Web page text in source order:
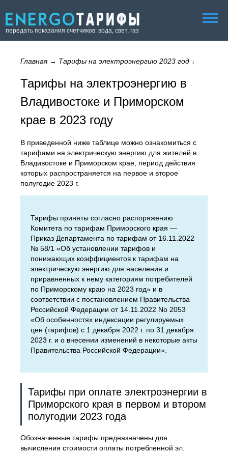
передать показания счетчиков: вода, свет, газ
Главная→ Тарифы на электроэнергию 2023 год ↓
Тарифы на электроэнергию в
Владивостоке и Приморском
крае в 2023 году
В приведенной ниже таблице можно ознакомиться с
тарифами на электрическую энергию для жителей в
Владивостоке и Приморском крае, период действия
которых распространяется на первое и второе
полугодие 2023 г.
Тарифы приняты согласно распоряжению
Комитета по тарифам Приморского края —
Приказ Департамента по тарифам от 16.11.2022
№ 58/1 «Об установлении тарифов и
понижающих коэффициентов к тарифам на
электрическую энергию для населения и
приравненных к нему категориям потребителей
по Приморскому краю на 2023 год» и в
соответствии с постановлением Правительства
Российской Федерации от 14.11.2022 No 2053
«Об особенностях индексации регулируемых
цен (тарифов) с 1 декабря 2022 г. по 31 декабря
2023 г. и о внесении изменений в некоторые акты
Правительства Российской Федерации».
Тарифы при оплате электроэнергии в
Приморского края в первом и втором
полугодии 2023 года
Обозначенные тарифы предназначены для
вычисления стоимости оплаты потребленной эл.